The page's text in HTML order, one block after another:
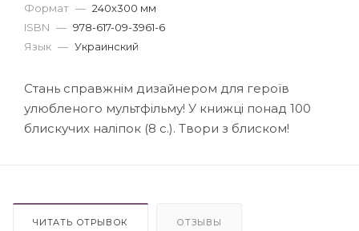
Формат — 240x300 мм
ISBN — 978-617-09-3961-6
Язык — Украинский
Стань справжнім дизайнером для героїв
улюбленого мультфільму! У книжці понад 100
блискучих наліпок (8 с.). Твори з блиском!
ЧИТАТЬ ОТРЫВОК ОТЗЫВЫ